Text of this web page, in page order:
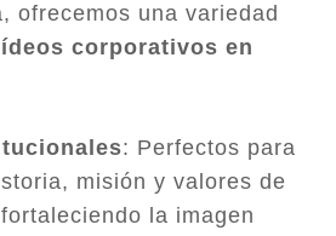
ofrecemos una variedad
corporativos en
: Perfectos para
misión y valores de
la imagen